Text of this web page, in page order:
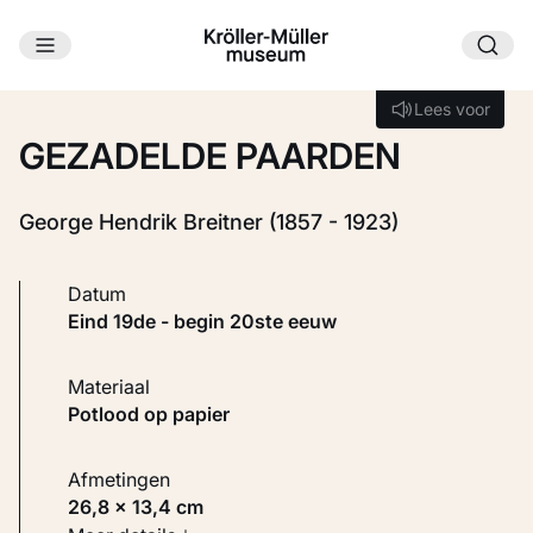
Ga naar hoofdinhoud
Lees voor
Lees voor
GEZADELDE PAARDEN
George Hendrik Breitner (1857 - 1923)
Datum
eind 19de - begin 20ste eeuw
Materiaal
Potlood op papier
Afmetingen
26,8 × 13,4 cm